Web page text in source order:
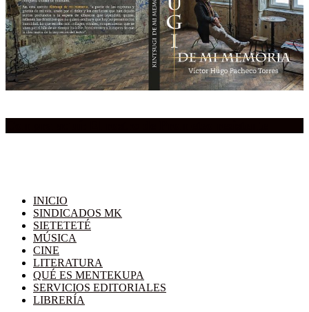
INICIO
SINDICADOS MK
SIETETETÉ
MÚSICA
CINE
LITERATURA
QUÉ ES MENTEKUPA
SERVICIOS EDITORIALES
LIBRERÍA